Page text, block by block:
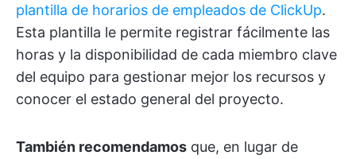
plantilla de horarios de empleados de ClickUp.
Esta plantilla le permite registrar fácilmente las
horas y la disponibilidad de cada miembro clave
del equipo para gestionar mejor los recursos y
conocer el estado general del proyecto.
También recomendamos que, en lugar de